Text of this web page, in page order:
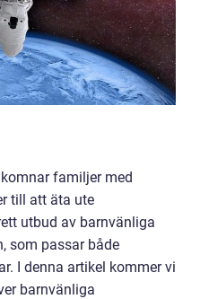
familjer med
till att äta ute
utbud av barnvänliga
som passar både
I denna artikel kommer vi
barnvänliga